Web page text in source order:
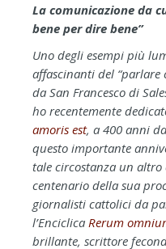
La comunicazione da
bene per dire bene”
Uno degli esempi più
affascinanti del “parlare
da San Francesco di
ho recentemente
amoris est, a 400 anni
questo importante
tale circostanza un
centenario della sua
giornalisti cattolici da
l’Enciclica Rerum
brillante, scrittore